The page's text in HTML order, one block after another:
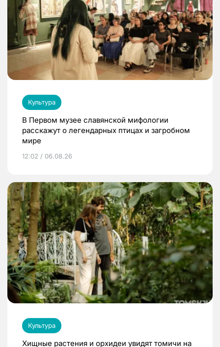
Культура
В Первом музее славянской мифологии
расскажут о легендарных птицах и загробном
мире
12:02 / 06.08.26
Культура
Хищные растения и орхидеи увидят томичи на